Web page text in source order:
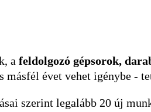
a feldolgozó gépsorok,
másfél évet vehet igénybe -
szerint legalább 20 új